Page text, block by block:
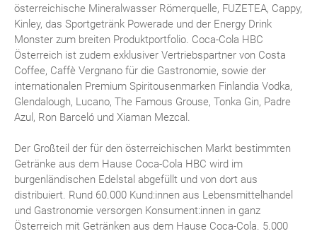
österreichische Mineralwasser Römerquelle, FUZETEA, Cappy,
Kinley, das Sportgetränk Powerade und der Energy Drink
Monster zum breiten Produktportfolio. Coca-Cola HBC
Österreich ist zudem exklusiver Vertriebspartner von Costa
Coffee, Caffè Vergnano für die Gastronomie, sowie der
internationalen Premium Spiritousenmarken Finlandia Vodka,
Glendalough, Lucano, The Famous Grouse, Tonka Gin, Padre
Azul, Ron Barceló und Xiaman Mezcal.
Der Großteil der für den österreichischen Markt bestimmten
Getränke aus dem Hause Coca-Cola HBC wird im
burgenländischen Edelstal abgefüllt und von dort aus
distribuiert. Rund 60.000 Kund:innen aus Lebensmittelhandel
und Gastronomie versorgen Konsument:innen in ganz
Österreich mit Getränken aus dem Hause Coca-Cola. 5.000